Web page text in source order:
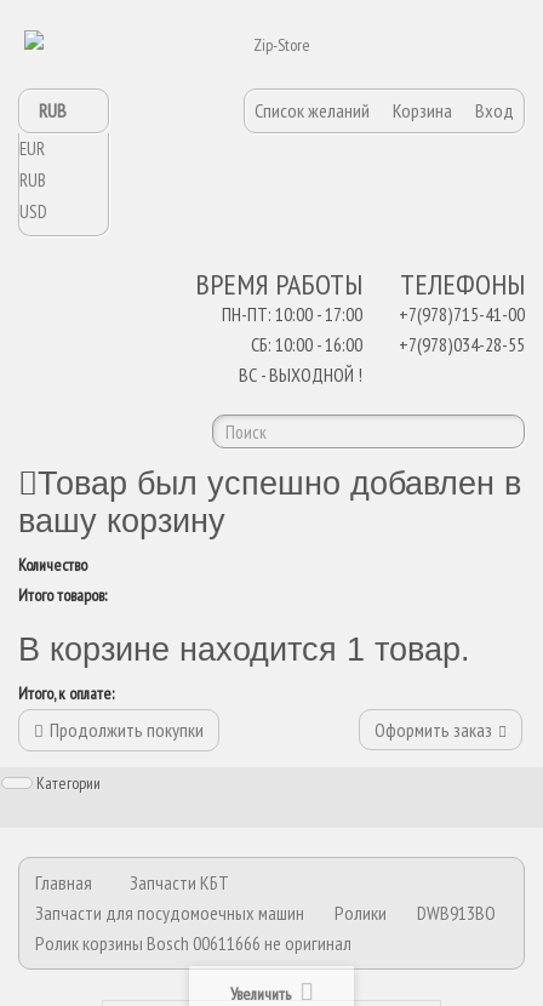
Список желаний Корзина Вход
RUB
EUR
RUB
USD
ТЕЛЕФОНЫ
+7(978)715-41-00
+7(978)034-28-55
ВРЕМЯ РАБОТЫ
ПН-ПТ: 10:00 - 17:00
СБ: 10:00 - 16:00
ВС - ВЫХОДНОЙ !
Товар был успешно добавлен в
вашу корзину
Количество
Итого товаров:
В корзине находится 1 товар.
Итого, к оплате:
Продолжить покупки Оформить заказ
Категории
Главная
Запчасти КБТ
Запчасти для посудомоечных машин
Ролики
DWB913BO
Ролик корзины Bosch 00611666 не оригинал
Увеличить